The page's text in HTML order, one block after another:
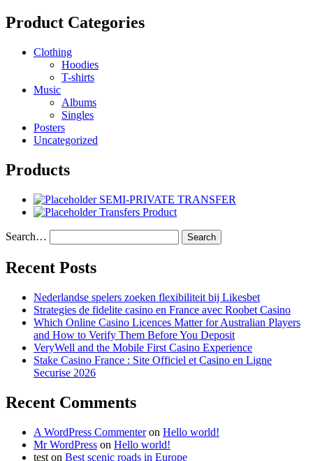
Product Categories
Clothing
Hoodies
T-shirts
Music
Albums
Singles
Posters
Uncategorized
Products
SEMI-PRIVATE TRANSFER
Transfers Product
Search…
Recent Posts
Nederlandse spelers zoeken flexibiliteit bij Likesbet
Strategies de fidelite casino en France avec Roobet Casino
Which Online Casino Licences Matter for Australian Players
and How to Verify Them Before You Deposit
VeryWell and the Mobile First Casino Experience
Stake Casino France : Site Officiel et Casino en Ligne
Securise 2026
Recent Comments
A WordPress Commenteron Hello world!
Mr WordPress on Hello world!
test on Best scenic roads in Europe